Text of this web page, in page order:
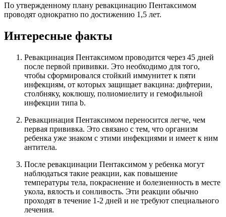
По утвержденному плану ревакцинацию Пентаксимом
проводят однократно по достижению 1,5 лет.
Интересные факты
Ревакцинация Пентаксимом проводится через 45 дней
после первой прививки. Это необходимо для того,
чтобы сформировался стойкий иммунитет к пяти
инфекциям, от которых защищает вакцина: дифтерии,
столбняку, коклюшу, полиомиелиту и гемофильной
инфекции типа b.
Ревакцинация Пентаксимом переносится легче, чем
первая прививка. Это связано с тем, что организм
ребенка уже знаком с этими инфекциями и имеет к ним
антитела.
После ревакцинации Пентаксимом у ребенка могут
наблюдаться такие реакции, как повышение
температуры тела, покраснение и болезненность в месте
укола, вялость и сонливость. Эти реакции обычно
проходят в течение 1-2 дней и не требуют специального
лечения.